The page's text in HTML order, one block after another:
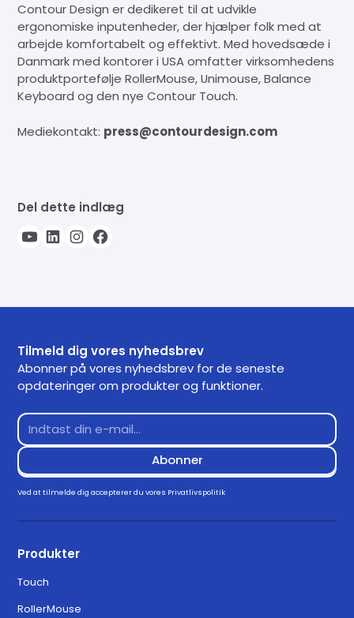
Contour Design er dedikeret til at udvikle
ergonomiske inputenheder, der hjælper folk med at
arbejde komfortabelt og effektivt. Med hovedsæde i
Danmark med kontorer i USA omfatter virksomhedens
produktportefølje RollerMouse, Unimouse, Balance
Keyboard og den nye Contour Touch.
Mediekontakt: press@contourdesign.com
Del dette indlæg
Tilmeld dig vores nyhedsbrev
Abonner på vores nyhedsbrev for de seneste
opdateringer om produkter og funktioner.
Ved at tilmelde dig accepterer du vores Privatlivspolitik
Produkter
Touch
RollerMouse